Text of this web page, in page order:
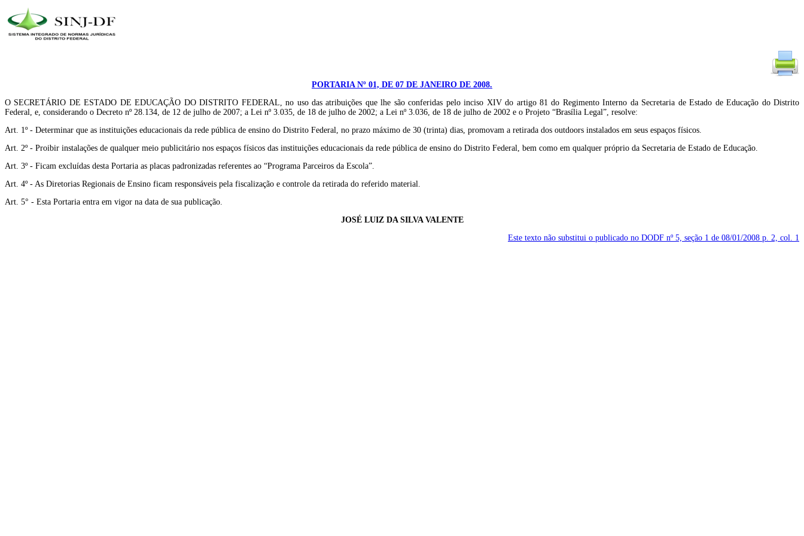
PORTARIA Nº 01, DE 07 DE JANEIRO DE 2008.
O SECRETÁRIO DE ESTADO DE EDUCAÇÃO DO DISTRITO FEDERAL, no uso das atribuições que lhe são conferidas pelo inciso XIV do artigo 81 do Regimento Interno da Secretaria de Estado de Educação do Distrito
Federal, e, considerando o Decreto nº 28.134, de 12 de julho de 2007; a Lei nº 3.035, de 18 de julho de 2002; a Lei nº 3.036, de 18 de julho de 2002 e o Projeto “Brasília Legal”, resolve:
Art. 1º - Determinar que as instituições educacionais da rede pública de ensino do Distrito Federal, no prazo máximo de 30 (trinta) dias, promovam a retirada dos outdoors instalados em seus espaços físicos.
Art. 2º - Proibir instalações de qualquer meio publicitário nos espaços físicos das instituições educacionais da rede pública de ensino do Distrito Federal, bem como em qualquer próprio da Secretaria de Estado de Educação.
Art. 3º - Ficam excluídas desta Portaria as placas padronizadas referentes ao “Programa Parceiros da Escola”.
Art. 4º - As Diretorias Regionais de Ensino ficam responsáveis pela fiscalização e controle da retirada do referido material.
Art. 5° - Esta Portaria entra em vigor na data de sua publicação.
JOSÉ LUIZ DA SILVA VALENTE
Este texto não substitui o publicado no DODF nº 5, seção 1 de 08/01/2008 p. 2, col. 1